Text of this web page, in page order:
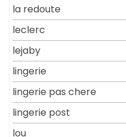
la redoute
leclerc
lejaby
lingerie
lingerie pas chere
lingerie post
lou